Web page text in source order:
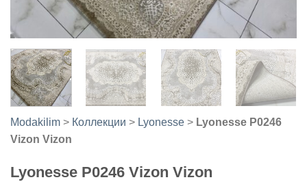
Modakilim > Коллекции > Lyonesse > Lyonesse P0246
Vizon Vizon
Lyonesse P0246 Vizon Vizon